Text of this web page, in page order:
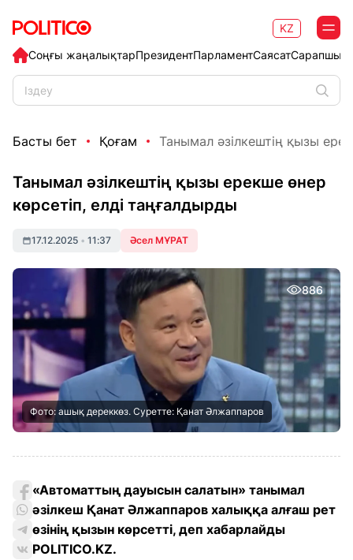
Соңғы жаңалықтарПрезидентПарламентСаясат
KZ
Басты бет Қоғам Танымал әзілкештің қызы
Танымал әзілкештің қызы ерекше өнер
көрсетіп, елді таңғалдырды
17.12.2025 • 11:37 Әсел МҰРАТ
886
Фото: ашық дереккөз. Суретте: Қанат Әлжаппаров
«Автоматтың дауысын салатын» танымал
әзілкеш Қанат Әлжаппаров халыққа алғаш рет
өзінің қызын көрсетті, деп хабарлайды
POLITICO.KZ.